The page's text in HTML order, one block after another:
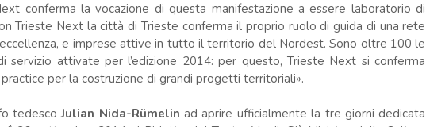
conferma la vocazione di questa manifestazione a essere laboratorio di
Trieste Next la città di Trieste conferma il proprio ruolo di guida di una rete
e imprese attive in tutto il territorio del Nordest. Sono oltre 100 le
servizio attivate per l’edizione 2014: per questo, Trieste Next si conferma
per la costruzione di grandi progetti territoriali».
tedescoJulian Nida-Rümelin ad aprire ufficialmente la tre giorni dedicata